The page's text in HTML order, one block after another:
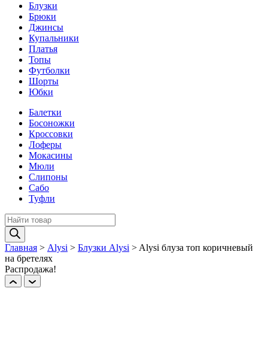
Блузки
Брюки
Джинсы
Купальники
Платья
Топы
Футболки
Шорты
Юбки
Балетки
Босоножки
Кроссовки
Лоферы
Мокасины
Мюли
Слипоны
Сабо
Туфли
Поиск
товаров
Главная > Alysi > Блузки Alysi > Alysi блуза топ коричневый
на бретелях
Распродажа!